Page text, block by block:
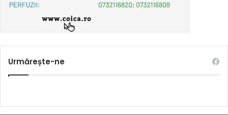
Urmărește-ne